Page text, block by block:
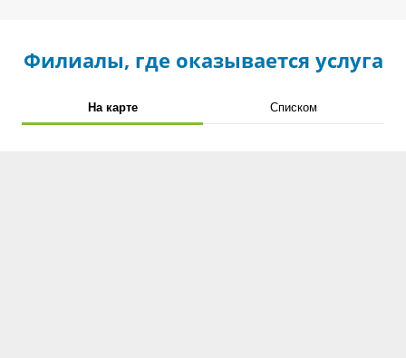
Филиалы, где оказывается услуга
На карте Списком